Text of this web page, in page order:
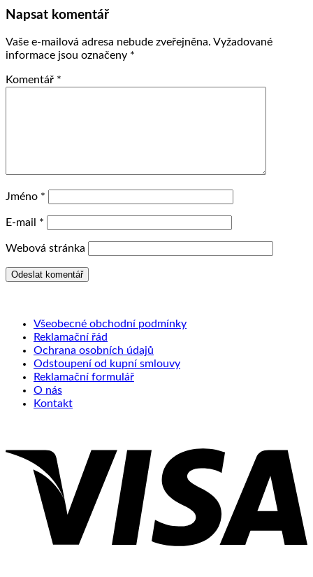
Napsat komentář
Vaše e-mailová adresa nebude zveřejněna. Vyžadované
informace jsou označeny *
Komentář *
Jméno *
E-mail *
Webová stránka
Všeobecné obchodní podmínky
Reklamační řád
Ochrana osobních údajů
Odstoupení od kupní smlouvy
Reklamační formulář
O nás
Kontakt